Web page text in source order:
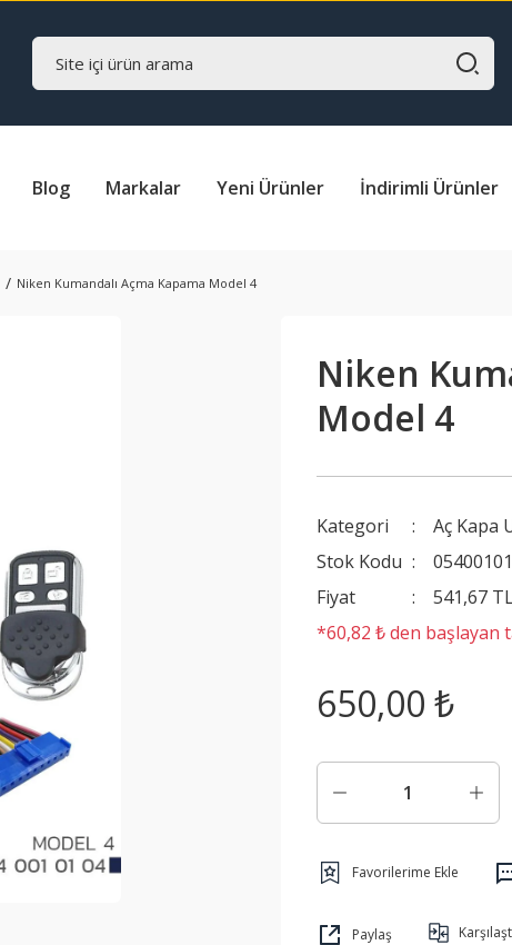
Blog Markalar Yeni Ürünler İndirimli Ürünler
Niken Kumandalı Açma Kapama Model 4
Niken
Model 4
Kategori
Aç Kapa
Stok Kodu
Fiyat
541,67
*60,82 ₺ den başlayan
650,00 ₺
Paylaş